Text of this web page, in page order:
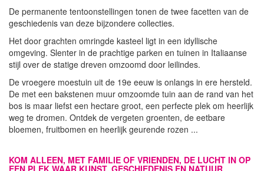
De permanente tentoonstellingen tonen de twee facetten van de
geschiedenis van deze bijzondere collecties.
Het door grachten omringde kasteel ligt in een idyllische
omgeving. Slenter in de prachtige parken en tuinen in Italiaanse
stijl over de statige dreven omzoomd door leilindes.
De vroegere moestuin uit de 19e eeuw is onlangs in ere hersteld.
De met een bakstenen muur omzoomde tuin aan de rand van het
bos is maar liefst een hectare groot, een perfecte plek om heerlijk
weg te dromen. Ontdek de vergeten groenten, de eetbare
bloemen, fruitbomen en heerlijk geurende rozen ...
KOM ALLEEN, MET FAMILIE OF VRIENDEN, DE LUCHT IN OP
EEN PLEK WAAR KUNST, GESCHIEDENIS EN NATUUR